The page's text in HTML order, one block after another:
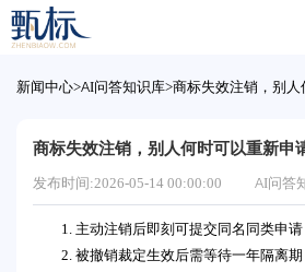
新闻中心>AI问答知识库>商标失效注销，别
商标失效注销，别人何时可以重新申
发布时间:2026-05-14 00:00:00 AI问答
1. 主动注销后即刻可提交同名同类申请
2. 被撤销裁定生效后需等待一年隔离期